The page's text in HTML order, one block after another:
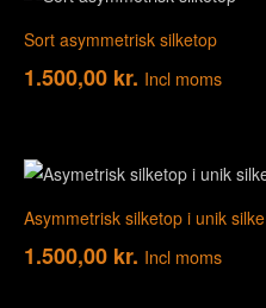
Sort asymmetrisk silketop
1.500,00 kr. Incl moms
Asymmetrisk silketop i unik silke
1.500,00 kr. Incl moms